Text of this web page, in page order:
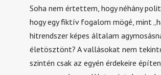
Soha nem értettem, hogy néhány
hogy egy fiktív fogalom mögé, mint
hitrendszer képes általam
életösztönt? A vallásokat nem
szintén csak az egyén érdekeire